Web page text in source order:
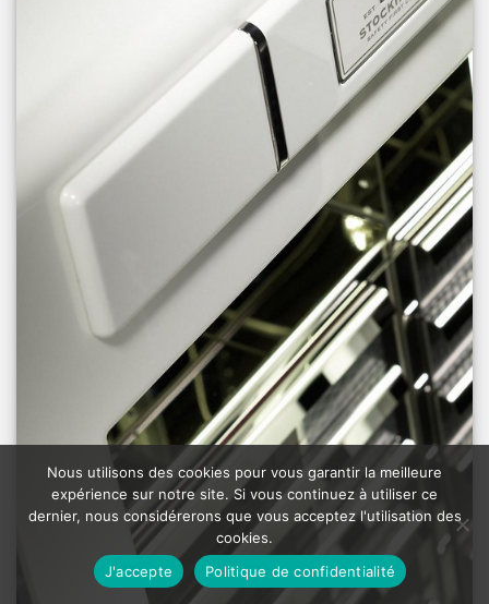
Nous utilisons des cookies pour vous garantir la meilleure
expérience sur notre site. Si vous continuez à utiliser ce
dernier, nous considérerons que vous acceptez l'utilisation des
cookies.
J'accepte
Politique de confidentialité